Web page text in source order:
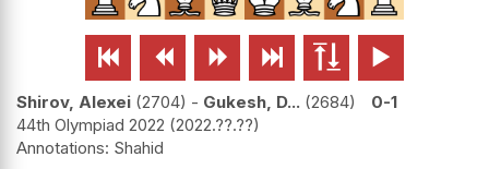
     
Shirov, Alexei 2704 - Gukesh, D... 2684
0-1
44th Olympiad 2022 2022.??.??
Shahid